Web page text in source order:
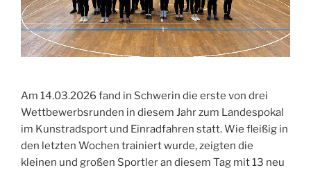
Am 14.03.2026 fand in Schwerin die erste von drei
Wettbewerbsrunden in diesem Jahr zum Landespokal
im Kunstradsport und Einradfahren statt. Wie fleißig in
den letzten Wochen trainiert wurde, zeigten die
kleinen und großen Sportler an diesem Tag mit 13 neu